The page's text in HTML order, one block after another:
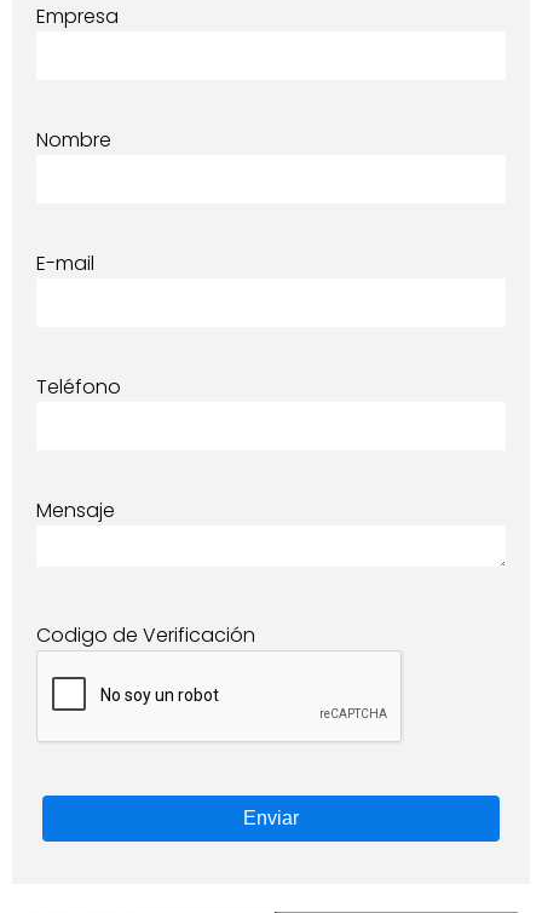
Empresa
Nombre
E-mail
Teléfono
Mensaje
Codigo de Verificación
Enviar